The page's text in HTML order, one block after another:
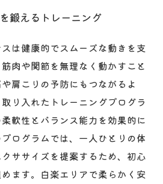
鍛えるトレーニング
は健康的でスムーズな動きを支
肉や関節を無理なく動かすこと
肩こりの予防にもつながるよ
り入れたトレーニングプログラ
軟性とバランス能力を効果的に
ログラムでは、一人ひとりの体
ササイズを提案するため、初心
ます。白楽エリアで柔らかく安